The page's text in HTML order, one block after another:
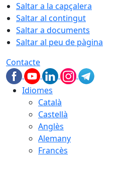
Saltar a la capçalera
Saltar al contingut
Saltar a documents
Saltar al peu de pàgina
Contacte
Idiomes
Català
Castellà
Anglès
Alemany
Francès